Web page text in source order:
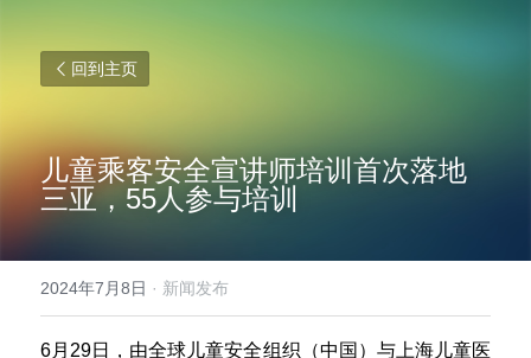
回到主页
儿童乘客安全宣讲师培训首次落地
三亚，55人参与培训
2024年7月8日 · 新闻发布
6月29日，由全球儿童安全组织（中国）与上海儿童医